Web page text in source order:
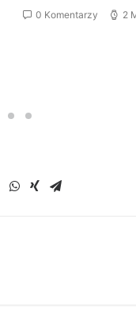
0 Komentarzy 2